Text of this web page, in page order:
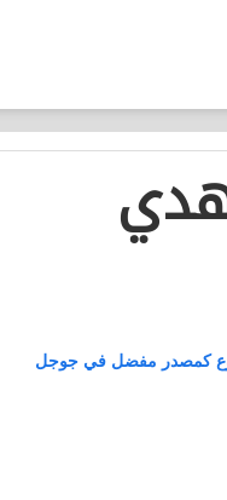
كمصدر مفضل في جوجل